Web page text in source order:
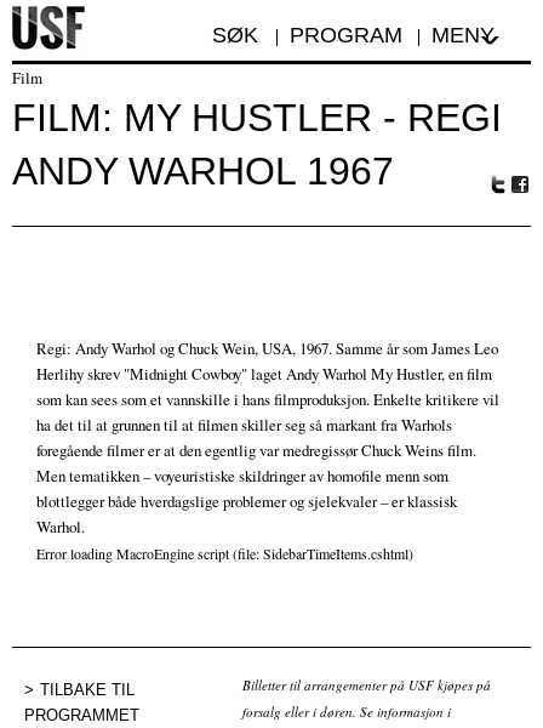
SØK PROGRAM MENY
Film
FILM: MY HUSTLER - REGI
ANDY WARHOL 1967
Regi: Andy Warhol og Chuck Wein, USA, 1967. Samme år som James Leo
Herlihy skrev "Midnight Cowboy" laget Andy Warhol My Hustler, en film
som kan sees som et vannskille i hans filmproduksjon. Enkelte kritikere vil
ha det til at grunnen til at filmen skiller seg så markant fra Warhols
foregående filmer er at den egentlig var medregissør Chuck Weins film.
Men tematikken – voyeuristiske skildringer av homofile menn som
blottlegger både hverdagslige problemer og sjelekvaler – er klassisk
Warhol.
Error loading MacroEngine script (file: SidebarTimeItems.cshtml)
TILBAKE TIL
PROGRAMMET
Billetter til arrangementer på USF kjøpes på
forsalg eller i døren. Se informasjon i